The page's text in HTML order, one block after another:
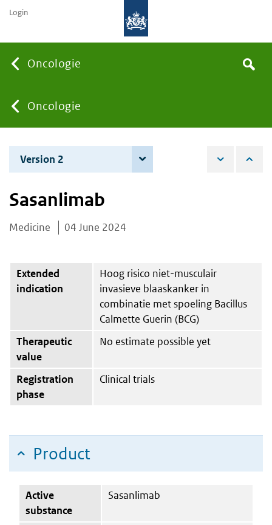
Oncologie
You
are
here:
Oncologie
the
Search
Login
Version 2
Sasanlimab
Medicine 04 June 2024
Extended
indication
Hoog risico niet-musculair
invasieve blaaskanker in
combinatie met spoeling Bacillus
Calmette Guerin (BCG)
Therapeutic
value
No estimate possible yet
Registration
phase
Clinical trials
Product
Active
substance
Sasanlimab